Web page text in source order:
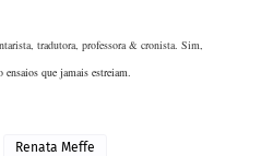
tradutora, professora & cronista. Sim,
ensaios que jamais estreiam.
Renata Meffe